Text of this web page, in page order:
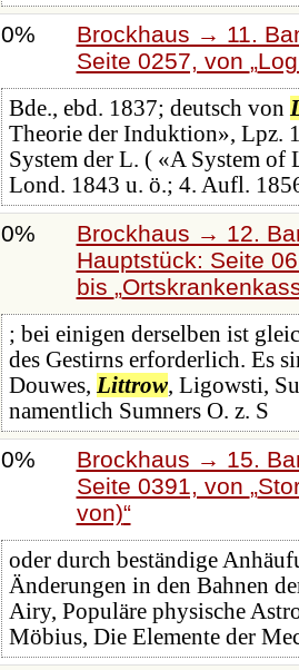
0%
Brockhaus → 11.
Seite 0257, von
Bde., ebd. 1837; deutsch von
Theorie der Induktion», Lpz.
System der L. ( «A System
Lond. 1843 u. ö.; 4. Aufl.
0%
Brockhaus → 12.
Hauptstück: Seite
bis
; bei einigen derselben ist
des Gestirns erforderlich. Es
Douwes, Littrow, Ligowsti,
namentlich Sumners O. z. S
0%
Brockhaus → 15.
Seite 0391, von
von)
oder durch beständige
Änderungen in den Bahnen
Airy, Populäre physische
Möbius, Die Elemente der